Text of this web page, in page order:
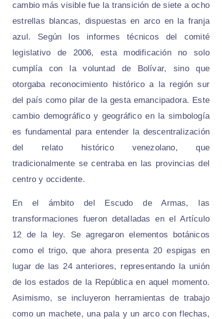
cambio más visible fue la transición de siete a ocho
estrellas blancas, dispuestas en arco en la franja
azul. Según los informes técnicos del comité
legislativo de 2006, esta modificación no solo
cumplía con la voluntad de Bolívar, sino que
otorgaba reconocimiento histórico a la región sur
del país como pilar de la gesta emancipadora. Este
cambio demográfico y geográfico en la simbología
es fundamental para entender la descentralización
del relato histórico venezolano, que
tradicionalmente se centraba en las provincias del
centro y occidente.
En el ámbito del Escudo de Armas, las
transformaciones fueron detalladas en el Artículo
12 de la ley. Se agregaron elementos botánicos
como el trigo, que ahora presenta 20 espigas en
lugar de las 24 anteriores, representando la unión
de los estados de la República en aquel momento.
Asimismo, se incluyeron herramientas de trabajo
como un machete, una pala y un arco con flechas,